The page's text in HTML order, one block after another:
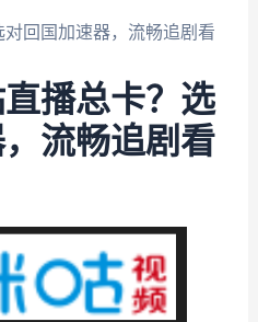
回国加速器，流畅追剧看
播总卡？选
流畅追剧看